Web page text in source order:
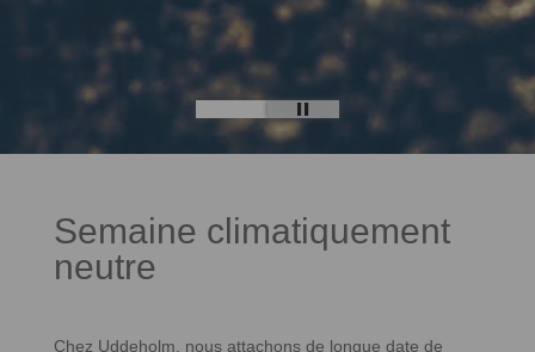
Semaine climatiquement
neutre
Chez Uddeholm, nous attachons de longue date de